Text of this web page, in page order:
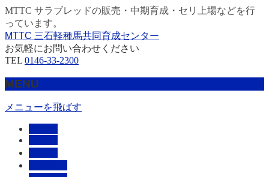
MTTC サラブレッドの販売・中期育成・セリ上場などを行
っています。
MTTC 三石軽種馬共同育成センター
お気軽にお問い合わせください
TEL 0146-33-2300
MENU
メニューを飛ばす